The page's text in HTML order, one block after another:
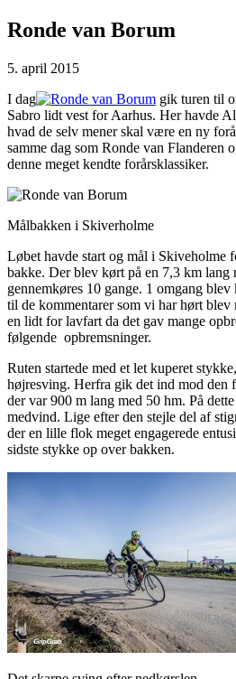
Ronde van Borum
5. april 2015
I dag
gik turen til
Sabro lidt vest for Aarhus. Her havde
hvad de selv mener skal være en ny
samme dag som Ronde van Flanderen
denne meget kendte forårsklassiker.
Målbakken i Skiverholme
Løbet havde start og mål i Skiveholme
bakke. Der blev kørt på en 7,3 km
gennemkøres 10 gange. 1 omgang
til de kommentarer som vi har hørt blev
en lidt for lavfart da det gav mange
følgende opbremsninger.
Ruten startede med et let kuperet
højresving. Herfra gik det ind mod den
der var 900 m lang med 50 hm. På
medvind. Lige efter den stejle del af
der en lille flok meget engagerede
sidste stykke op over bakken.